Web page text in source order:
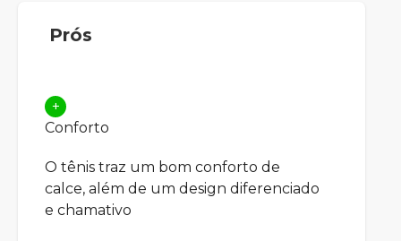
Prós
+
Conforto
O tênis traz um bom conforto de
calce, além de um design diferenciado
e chamativo